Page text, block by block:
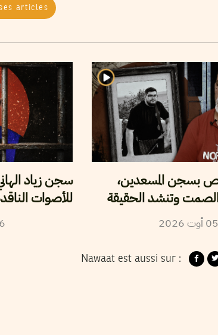
ses articles
سجن زياد
للأصوات
بسجن المسعدين،
وتنشد الحقيقة
05أوت 2026
Nawaat est aussi sur :